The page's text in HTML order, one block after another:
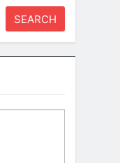
SEARCH